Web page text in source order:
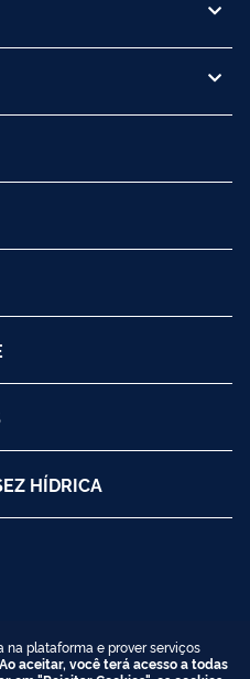
HÍDRICA
na plataforma e prover serviços
Ao aceitar, você terá acesso a todas